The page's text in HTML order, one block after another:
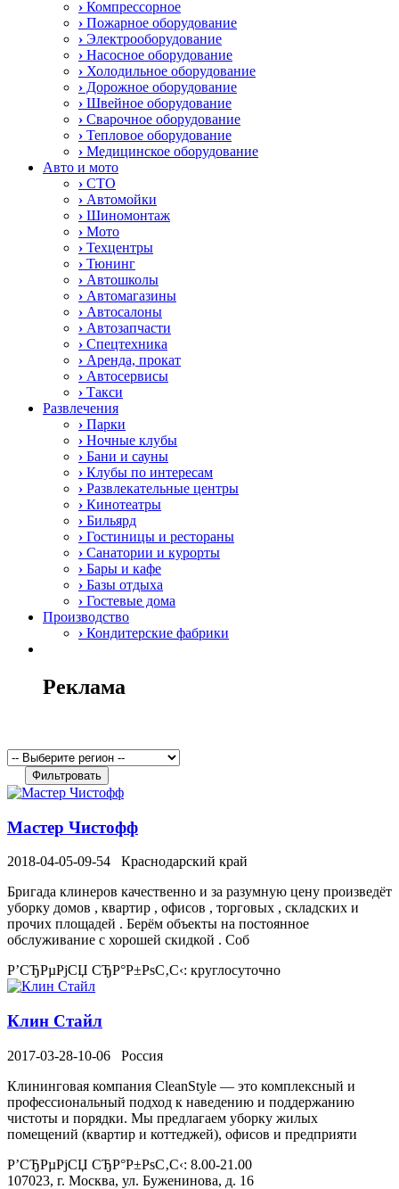
› Компрессорное
› Пожарное оборудование
› Электрооборудование
› Насосное оборудование
› Холодильное оборудование
› Дорожное оборудование
› Швейное оборудование
› Сварочное оборудование
› Тепловое оборудование
› Медицинское оборудование
Авто и мото
› СТО
› Автомойки
› Шиномонтаж
› Мото
› Техцентры
› Тюнинг
› Автошколы
› Автомагазины
› Автосалоны
› Автозапчасти
› Спецтехника
› Аренда, прокат
› Автосервисы
› Такси
Развлечения
› Парки
› Ночные клубы
› Бани и сауны
› Клубы по интересам
› Развлекательные центры
› Кинотеатры
› Бильярд
› Гостиницы и рестораны
› Санатории и курорты
› Бары и кафе
› Базы отдыха
› Гостевые дома
Производство
› Кондитерские фабрики
Реклама
Мастер Чистофф
2018-04-05-09-54
Краснодарский край
Бригада клинеров качественно и за разумную цену произведёт
уборку домов , квартир , офисов , торговых , складских и
прочих площадей . Берём объекты на постоянное
обслуживание с хорошей скидкой . Соб
Р’СЂРµРјСЏ СЂР°Р±РѕС‚С‹: круглосуточно
Клин Стайл
2017-03-28-10-06
Россия
Клининговая компания CleanStyle — это комплексный и
профессиональный подход к наведению и поддержанию
чистоты и порядки. Мы предлагаем уборку жилых
помещений (квартир и коттеджей), офисов и предприяти
Р’СЂРµРјСЏ СЂР°Р±РѕС‚С‹: 8.00-21.00
107023, г. Москва, ул. Буженинова, д. 16